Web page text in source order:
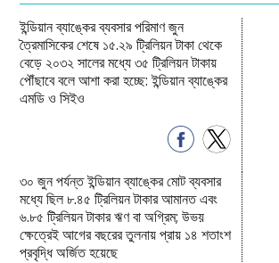
ইন্ডিয়ান ব্যাঙ্কের ব্যবসার পরিমাণ জুন
ত্রৈমাসিকের শেষে ১৫.২৯ ট্রিলিয়ন টাকা থেকে
বেড়ে ২০৩২ সালের মধ্যে ৩৫ ট্রিলিয়ন টাকায়
পৌঁছাবে বলে আশা করা হচ্ছে: ইন্ডিয়ান ব্যাঙ্কের
এমডি ও সিইও
৩০ জুন পর্যন্ত ইন্ডিয়ান ব্যাঙ্কের মোট ব্যবসার
মধ্যে ছিল ৮.৪৫ ট্রিলিয়ন টাকার আমানত এবং
৬.৮৫ ট্রিলিয়ন টাকার ঋণ বা অগ্রিম; উভয়
ক্ষেত্রেই আগের বছরের তুলনায় প্রায় ১৪ শতাংশ
প্রবৃদ্ধি অর্জিত হয়েছে